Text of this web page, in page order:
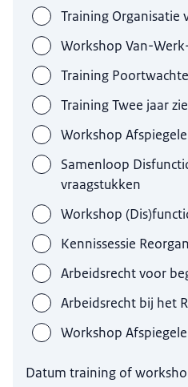
Training Organisatie
Workshop Van-
Training
Training Twee jaar
Workshop
Samenloop
vraagstukken
Workshop
Kennissessie
Arbeidsrecht voor
Arbeidsrecht bij het
Workshop
Datum training of